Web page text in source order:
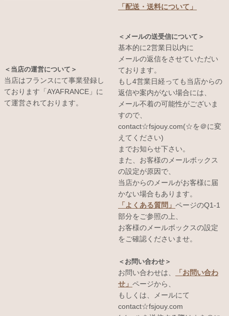
＜当店の運営について＞
当店はフランスにて事業登録し
ております「AYAFRANCE」に
て運営されております。
「配送・送料について」
＜メールの送受信について＞
基本的に2営業日以内に
メールの返信をさせていただい
ております。
もし4営業日経っても当店からの
返信や案内がない場合には、
メール不着の可能性がございま
すので、
contact☆fsjouy.com(☆を＠に変
えてください)
までお知らせ下さい。
また、お客様のメールボックス
の設定が原因で、
当店からのメールがお客様に届
かない場合もあります。
「よくある質問」 ページのQ1-1
部分をご参照の上、
お客様のメールボックスの設定
をご確認くださいませ。
＜お問い合わせ＞
お問い合わせは、
「お問い合わ
せ」 ページから、
もしくは、メールにて
contact☆fsjouy.com